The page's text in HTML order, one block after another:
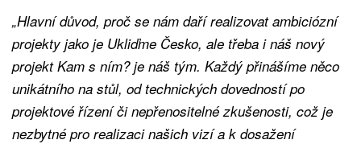
„Hlavní důvod, proč se nám daří realizovat ambiciózní
projekty jako je Ukliďme Česko, ale třeba i náš nový
projekt Kam s ním? je náš tým. Každý přinášíme něco
unikátního na stůl, od technických dovedností po
projektové řízení či nepřenositelné zkušenosti, což je
nezbytné pro realizaci našich vizí a k dosažení